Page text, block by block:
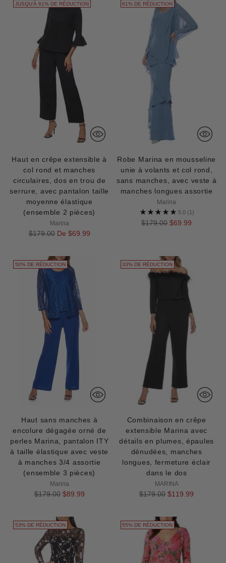
JUSQU'À 61% DE RÉDUCTION
Haut en crêpe extensible à
col rond et manches
circulaires, dos en trou de
serrure, avec pantalon taille
moyenne élastique
(ensemble 2 pièces)
Marina
Prix
$179.00 De $69.99
61% DE RÉDUCTION
Robe Marina en mousseline
unie à volants et col rond,
sans manches, avec veste à
manches longues assortie
Marina
5.0 (1)
Prix
$179.00 $69.99
50% DE RÉDUCTION
Haut sans manches à
encolure dégagée orné de
perles Marina, pantalon ITY
à taille élastique avec veste
à manches 3/4 assortie
(ensemble 3 pièces)
Marina
Prix
$179.00 $89.99
33% DE RÉDUCTION
Combinaison en crêpe
extensible Marina avec
détails en plumes, épaules
dénudées, manches
longues, fermeture éclair
dans le dos
MARINA
Prix
$179.00 $119.99
53% DE RÉDUCTION 55% DE RÉDUCTION